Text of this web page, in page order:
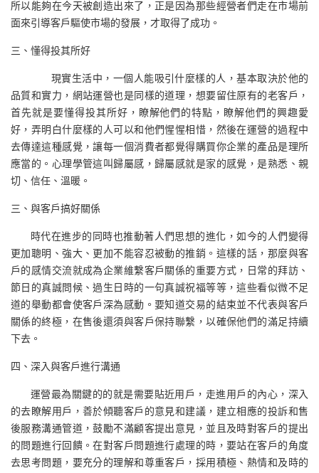
所以能夠在今天被創造出來了，正是因為那些經營者們走在市場前
面來引導客戶驅使市場的發展，才取得了成功。
三、懂得投其所好
現實生活中，一個人能吸引什麼樣的人，基本取決於他的
品質和實力，網站運營也是同樣的道理，想要留住原有的老客戶，
首先就是要懂得投其所好，瞭解他們的特點，瞭解他們的興趣愛
好，弄明白什麼樣的人可以和他們惺惺相惜，然後在運營的過程中
去傳達這種感覺，讓每一個消費者都覺得購買你企業的產品是理所
應當的。心理學管這叫歸屬感，歸屬感就是家的感覺，是熟悉、親
切、信任、溫暖。
三、與客戶搞好關係
時代在進步的同時也推動著人們思想的進化，如今的人們變得
更加聰明、強大、更加不能容忍被動的推銷。這樣的話，那麼與客
戶的感情交流就成為企業維繫客戶關係的重要方式，日常的拜訪、
節日的真誠問候、過生日時的一句真誠祝福等等，這些看似微不足
道的舉動都會使客戶深為感動。要知道交易的結束並不代表與客戶
關係的終極，在售後還須與客戶保持聯繫，以確保他們的滿足持續
下去。
四、深入與客戶進行溝通
運營最為關鍵的的就是需要貼近用戶，走進用戶的內心，深入
的去瞭解用戶，善於傾聽客戶的意見和建議，建立相應的投訴和售
後服務溝通管道，鼓勵不滿顧客提出意見，並且及時對客戶的提出
的問題進行回饋。在對客戶問題進行處理的時，要站在客戶的角度
去思考問題，要充分的理解和尊重客戶，採用積極、熱情和及時的